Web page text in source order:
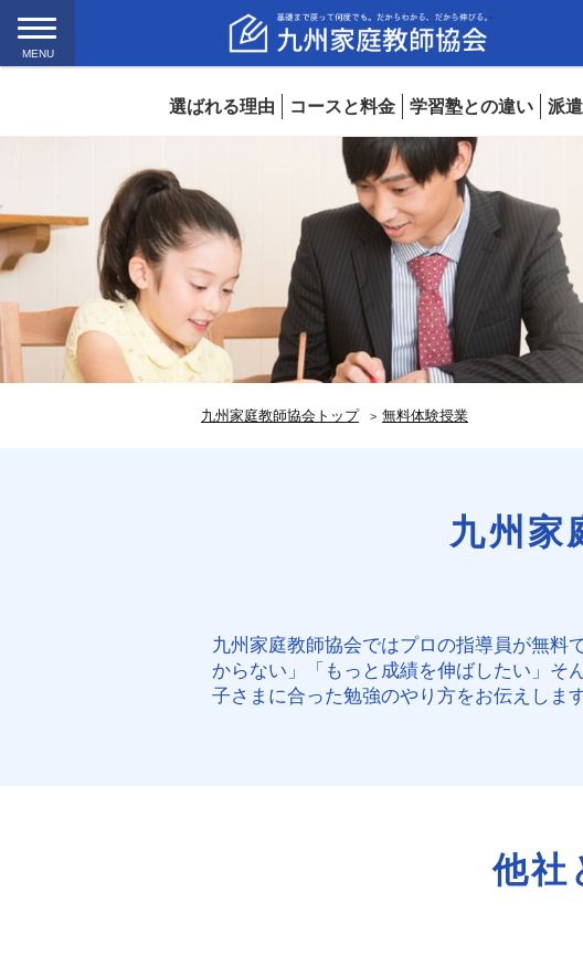
MENU
選ばれる理由 コースと料金 学習塾との違い 派
九州家庭教師協会トップ 無料体験授業
九州家
九州家庭教師協会ではプロの指導員が無料
からない」「もっと成績を伸ばしたい」そ
子さまに合った勉強のやり方をお伝えします
他社